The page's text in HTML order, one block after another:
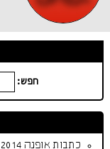
חפש:
כתבות אופנה 2014